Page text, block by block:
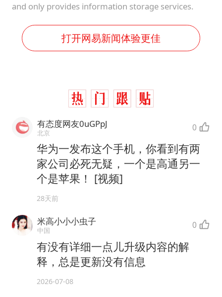
and only provides information storage services.
打开网易新闻体验更佳
有态度网友0uGPpJ
北京 0
华为一发布这个手机，你看到有两
家公司必死无疑，一个是高通另一
个是苹果！ [视频]
28天前
米高小小小虫子
中国 0
有没有详细一点儿升级内容的解
释，总是更新没有信息
2026-07-08